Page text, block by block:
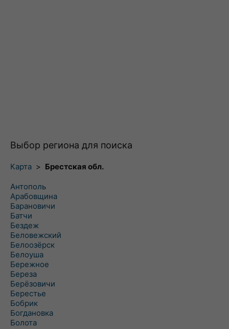
Выбор региона для поиска
Карта > Брестская обл.
Антополь
Арабовщина
Барановичи
Батчи
Бездеж
Беловежский
Белоозёрск
Белоуша
Бережное
Береза
Берёзовичи
Берестье
Бобрик
Богдановка
Болота